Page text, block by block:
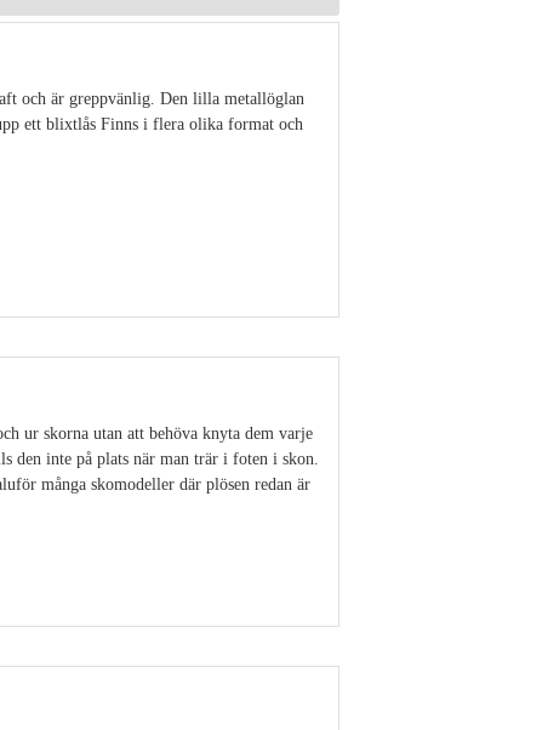
och är greppvänlig. Den lilla metallöglan
ett blixtlås Finns i flera olika format och
ur skorna utan att behöva knyta dem varje
den inte på plats när man trär i foten i skon.
många skomodeller där plösen redan är